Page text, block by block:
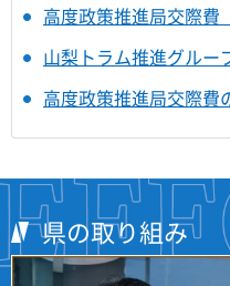
高度政策推進局交際費
山梨トラム推進グルー
高度政策推進局交際費
県の取り組み